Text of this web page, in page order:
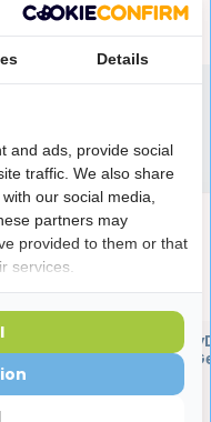
voor jou
Lactona Ragers
Type A 2,5 tot 5 mm
Details
and ads, provide social
traffic. We also share
our social media,
partners may
provided to them or that
services.